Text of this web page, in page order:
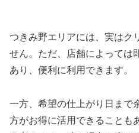
つきみ野エリアには、実はク
せん。ただ、店舗によっては
あり、便利に利用できます。
一方、希望の仕上がり日まで
方がお得に活用できることも